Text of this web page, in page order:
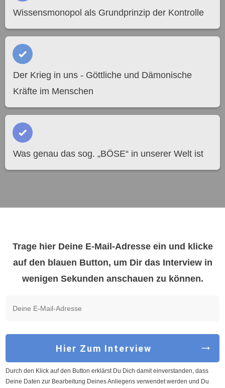
Wissensmonopol als Grundprinzip der Kontrolle
Der Krieg in uns - Göttliche und Dämonische
Kräfte im Menschen
Was genau das sog. „BÖSE“ in unserer Welt ist
Trage hier Deine E-Mail-Adresse ein und klicke
auf den blauen Button, um Dir das Interview in
wenigen Sekunden anschauen zu können.
Hier Zum Interview
Durch den Klick auf den Button erklärst Du Dich damit einverstanden, dass
Deine Daten zur Bearbeitung Deines Anliegens verwendet werden und Du